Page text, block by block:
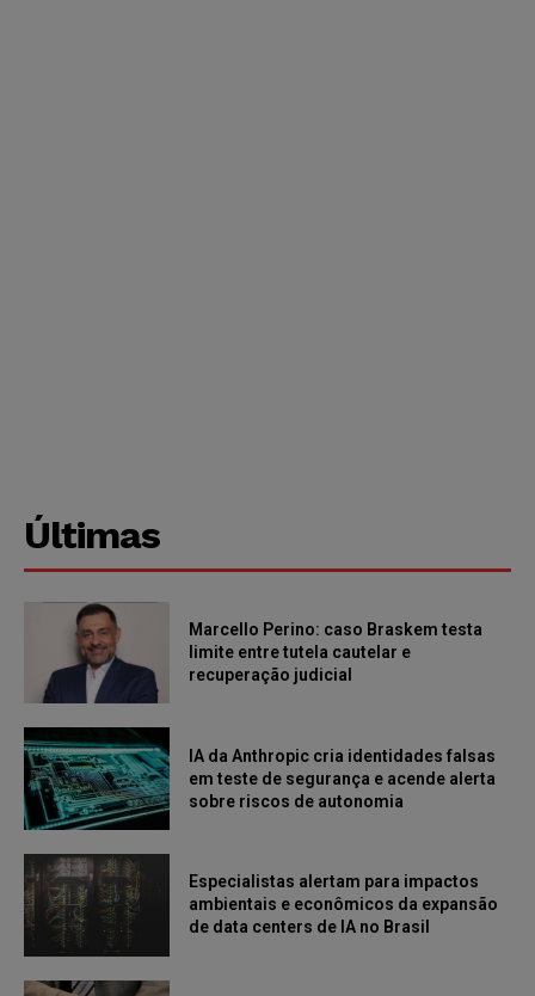
Últimas
Marcello Perino: caso Braskem testa
limite entre tutela cautelar e
recuperação judicial
IA da Anthropic cria identidades falsas
em teste de segurança e acende alerta
sobre riscos de autonomia
Especialistas alertam para impactos
ambientais e econômicos da expansão
de data centers de IA no Brasil